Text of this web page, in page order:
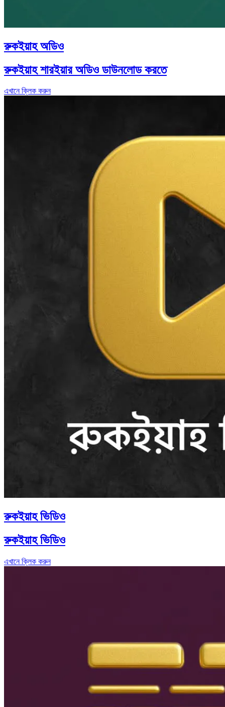
রুকইয়াহ অডিও
রুকইয়াহ শারইয়ার অডিও ডাউনলোড করতে
এখানে ক্লিক করুন
রুকইয়াহ ভিডিও
রুকইয়াহ ভিডিও
এখানে ক্লিক করুন